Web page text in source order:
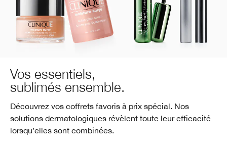
Vos essentiels,
sublimés ensemble.
Découvrez vos coffrets favoris à prix spécial. Nos
solutions dermatologiques révèlent toute leur efficacité
lorsqu’elles sont combinées.